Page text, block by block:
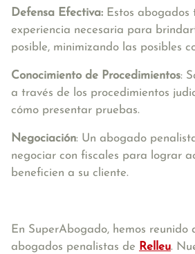
Defensa Efectiva: Estos abogados
experiencia necesaria para
posible, minimizando las posibles
Conocimiento de Procedimientos:
a través de los procedimientos
cómo presentar pruebas.
Negociación: Un abogado
negociar con fiscales para lograr
beneficien a su cliente.
En SuperAbogado, hemos reunido
abogados penalistas de Relleu.